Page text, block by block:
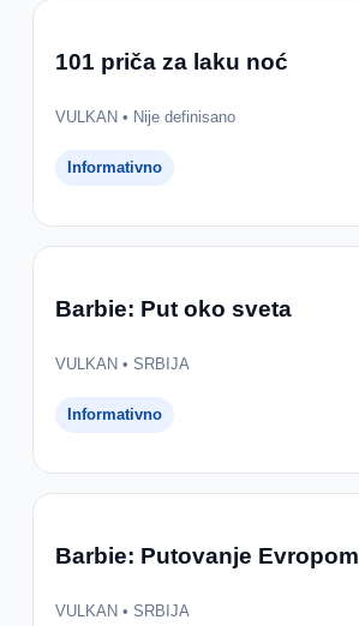
101 priča za laku noć
VULKAN • Nije definisano
Informativno
Barbie: Put oko sveta
VULKAN • SRBIJA
Informativno
Barbie: Putovanje Evropom
VULKAN • SRBIJA